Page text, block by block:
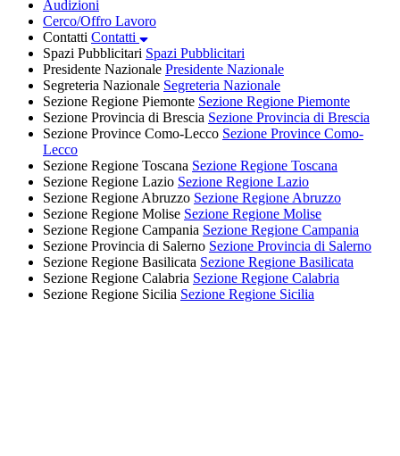
Audizioni
Cerco/Offro Lavoro
Contatti Contatti
Spazi Pubblicitari Spazi Pubblicitari
Presidente Nazionale Presidente Nazionale
Segreteria Nazionale Segreteria Nazionale
Sezione Regione Piemonte Sezione Regione Piemonte
Sezione Provincia di Brescia Sezione Provincia di Brescia
Sezione Province Como-Lecco Sezione Province Como-
Lecco
Sezione Regione Toscana Sezione Regione Toscana
Sezione Regione Lazio Sezione Regione Lazio
Sezione Regione Abruzzo Sezione Regione Abruzzo
Sezione Regione Molise Sezione Regione Molise
Sezione Regione Campania Sezione Regione Campania
Sezione Provincia di Salerno Sezione Provincia di Salerno
Sezione Regione Basilicata Sezione Regione Basilicata
Sezione Regione Calabria Sezione Regione Calabria
Sezione Regione Sicilia Sezione Regione Sicilia